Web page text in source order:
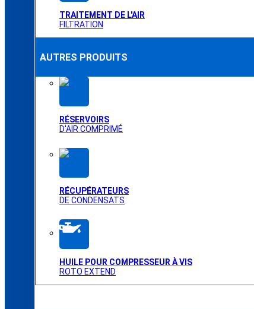
TRAITEMENT DE L'AIR
FILTRATION
AUTRES PRODUITS
RÉSERVOIRS
D'AIR COMPRIMÉ
RÉCUPÉRATEURS
DE CONDENSATS
HUILE POUR COMPRESSEUR À VIS
ROTO EXTEND